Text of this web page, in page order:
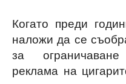
Когато преди
наложи да се
за
реклама на